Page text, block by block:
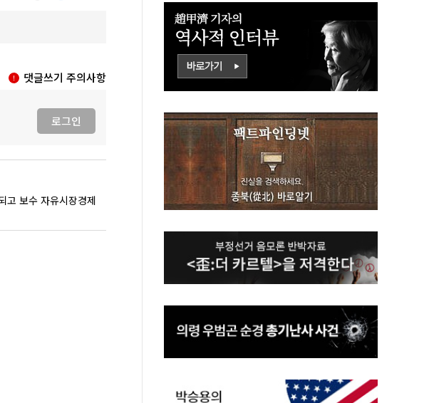
댓글쓰기 주의사항
로그인
고 보수 자유시장경제